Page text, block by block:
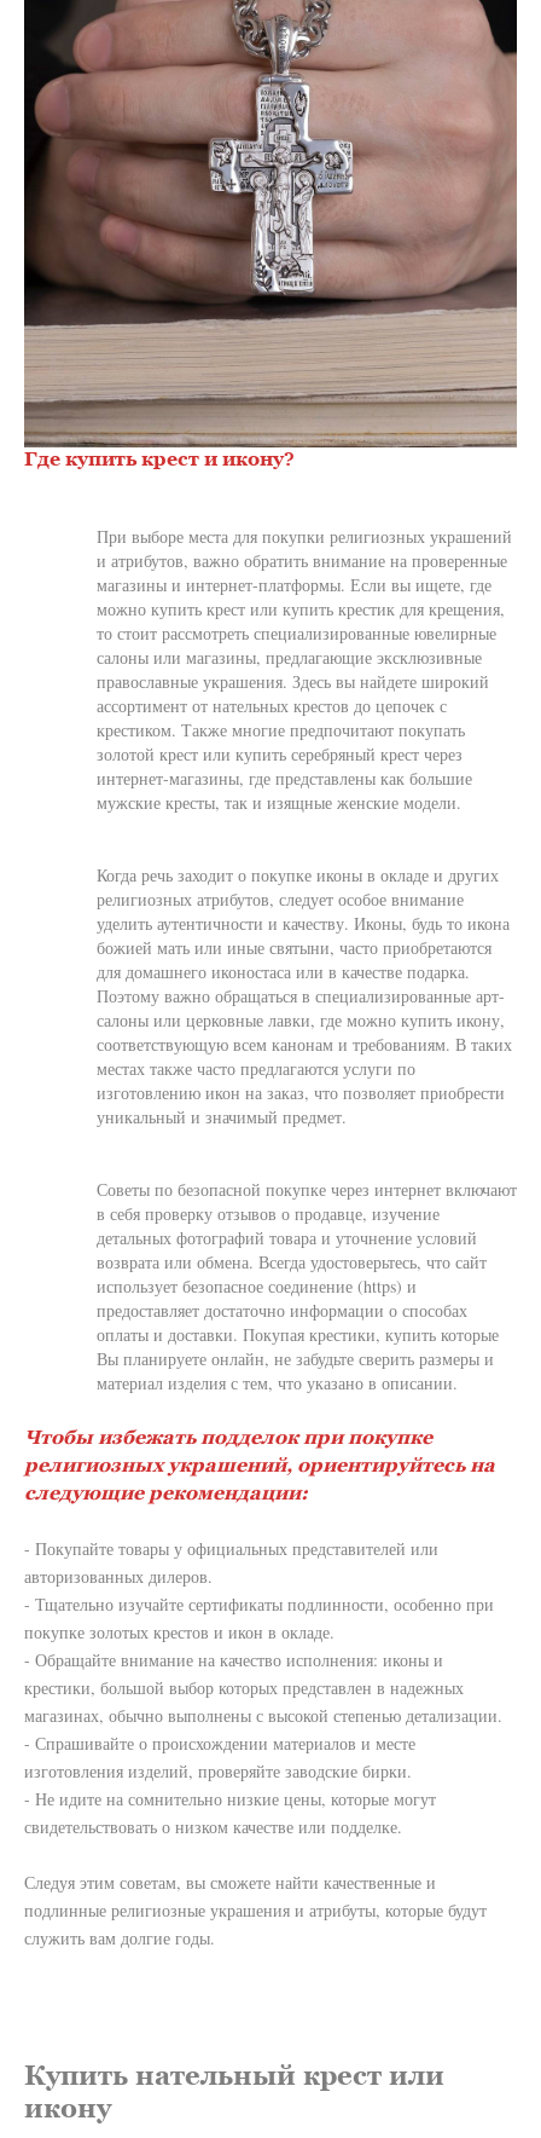
Где купить крест и икону?
При выборе места для покупки религиозных украшений
и атрибутов, важно обратить внимание на проверенные
магазины и интернет-платформы. Если вы ищете, где
можно купить крест или купить крестик для крещения,
то стоит рассмотреть специализированные ювелирные
салоны или магазины, предлагающие эксклюзивные
православные украшения. Здесь вы найдете широкий
ассортимент от нательных крестов до цепочек с
крестиком. Также многие предпочитают покупать
золотой крест или купить серебряный крест через
интернет-магазины, где представлены как большие
мужские кресты, так и изящные женские модели.
Когда речь заходит о покупке иконы в окладе и других
религиозных атрибутов, следует особое внимание
уделить аутентичности и качеству. Иконы, будь то икона
божией мать или иные святыни, часто приобретаются
для домашнего иконостаса или в качестве подарка.
Поэтому важно обращаться в специализированные арт-
салоны или церковные лавки, где можно купить икону,
соответствующую всем канонам и требованиям. В таких
местах также часто предлагаются услуги по
изготовлению икон на заказ, что позволяет приобрести
уникальный и значимый предмет.
Советы по безопасной покупке через интернет включают
в себя проверку отзывов о продавце, изучение
детальных фотографий товара и уточнение условий
возврата или обмена. Всегда удостоверьтесь, что сайт
использует безопасное соединение (https) и
предоставляет достаточно информации о способах
оплаты и доставки. Покупая крестики, купить которые
Вы планируете онлайн, не забудьте сверить размеры и
материал изделия с тем, что указано в описании.
Чтобы избежать подделок при покупке
религиозных украшений, ориентируйтесь на
следующие рекомендации:
- Покупайте товары у официальных представителей или
авторизованных дилеров.
- Тщательно изучайте сертификаты подлинности, особенно при
покупке золотых крестов и икон в окладе.
- Обращайте внимание на качество исполнения: иконы и
крестики, большой выбор которых представлен в надежных
магазинах, обычно выполнены с высокой степенью детализации.
- Спрашивайте о происхождении материалов и месте
изготовления изделий, проверяйте заводские бирки.
- Не идите на сомнительно низкие цены, которые могут
свидетельствовать о низком качестве или подделке.
Следуя этим советам, вы сможете найти качественные и
подлинные религиозные украшения и атрибуты, которые будут
служить вам долгие годы.
Купить нательный крест или
икону